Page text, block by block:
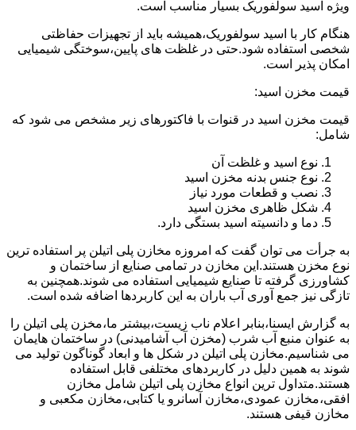
ویژه اسید سولفوریک بسیار مناسب است.
هنگام کار با اسید سولفوریک،همیشه باید از تجهیزات حفاظتی
شخصی استفاده شود.حتی در غلظت های پایین،سوختگی شیمیایی
امکان پذیر است.
قیمت مخزن اسید:
قیمت مخزن اسید در قنوات با فاکتورهای زیر مشخص می شود که
شامل:
نوع اسید و غلظت آن
نوع جنس بدنه مخزن اسید
نصب و قطعات مورد نیاز
شکل ظاهری مخزن اسید
دما و دانسیته اسید بستگی دارد.
به جرأت می توان گفت که امروزه مخازن پلی اتیلن پر استفاده ترین
نوع مخزن هستند.این مخازن در تمامی صنایع از ساختمان و
کشاورزی گرفته تا صنایع شیمیایی استفاده می شوند.همچنین به
تازگی نیز جمع آوری آب باران به این کاربردها اضافه شده است.
به گزارش ایسنا،بنابر اعلام ناب زیست،بیشتر ما،مخزن پلی اتیلن را
به عنوان منبع آب شرب (مخزن آب آشامیدنی) در ساختمان هایمان
می شناسیم.مخازن پلی اتیلن در شکل ها و ابعاد گوناگون تولید می
شوند به همین دلیل در کاربردهای مختلفی قابل استفاده
هستند.متداول ترین انواع مخازن پلی اتیلن شامل مخازن
افقی،مخازن عمودی،مخازن آسانرو یا کتابی،مخازن مکعبی و
مخازن قیفی هستند.